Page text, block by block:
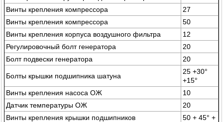
Винты крепления компрессора
27
Винты крепления компрессора
50
Винты крепления корпуса воздушного фильтра
12
Регулировочный болт генератора
20
Болт подвески генератора
20
Болты крышки подшипника шатуна
25 +30°
+15°
Винты крепления насоса ОЖ
10
Датчик температуры ОЖ
20
Винты крепления крышки подшипников
50 + 45° +